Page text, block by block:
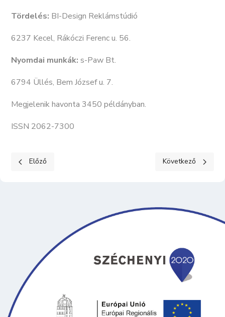
Tördelés: BI-Design Reklámstúdió
6237 Kecel, Rákóczi Ferenc u. 56.
Nyomdai munkák: s-Paw Bt.
6794 Üllés, Bem József u. 7.
Megjelenik havonta 3450 példányban.
ISSN 2062-7300
Előző cikk: KÖZÉRDEKŰ ADATOK I. Szervezeti, személyzeti
Előző Következő cikk:
Következő